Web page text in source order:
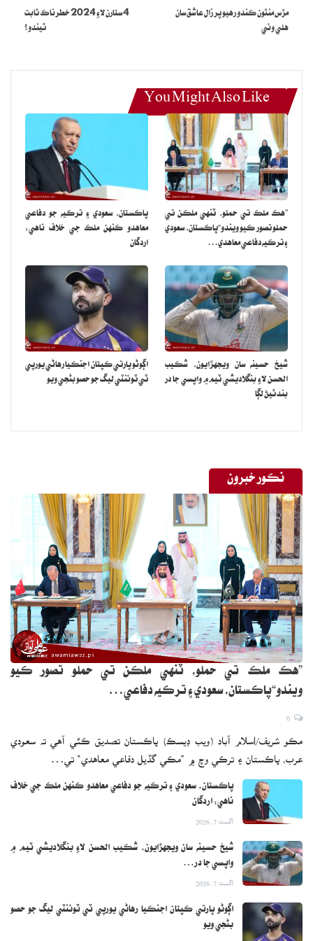
مڙس منٿون ڪندو رهيو پر زال عاشق سان
هلي وئي
4 ستارن لاءِ 2024 خطرناڪ ثابت
ٿيندو؟
You Might Also Like
”هڪ ملڪ تي حملو، ٽنهي ملڪن تي
حملو تصور ڪيو ويندو“پاڪستان، سعودي
۽ ترڪيه دفاعي معاهدي…
پاڪستان، سعودي ۽ ترڪيه جو دفاعي
معاهدو ڪنهن ملڪ جي خلاف ناهي:
اردگان
شيخ حسينه سان ويجهڙايون، شڪيب
الحسن لاءِ بنگلاديشي ٽيم ۾ واپسي جا در
بند ٿيڻ لڳا
اڳوڻو ڀارتي ڪپتان اجنڪيا رهاڻي يورپي
ٽي ٽوئنٽي ليگ جو حصو بڻجي ويو
نڪور خبرون
”هڪ ملڪ تي حملو، ٽنهي ملڪن تي حملو تصور ڪيو
ويندو“پاڪستان، سعودي ۽ ترڪيه دفاعي…
مڪو شريف/اسلام آباد (ويب ڊيسڪ) پاڪستان تصديق ڪئي آهي ته سعودي
عرب، پاڪستان ۽ ترڪي وچ ۾ ”مڪي گڏيل دفاعي معاهدي“ تي…
پاڪستان، سعودي ۽ ترڪيه جو دفاعي معاهدو ڪنهن ملڪ جي خلاف
ناهي: اردگان
اگست 7, 2026
شيخ حسينه سان ويجهڙايون، شڪيب الحسن لاءِ بنگلاديشي ٽيم ۾
واپسي جا در…
اگست 7, 2026
اڳوڻو ڀارتي ڪپتان اجنڪيا رهاڻي يورپي ٽي ٽوئنٽي ليگ جو حصو
بڻجي ويو